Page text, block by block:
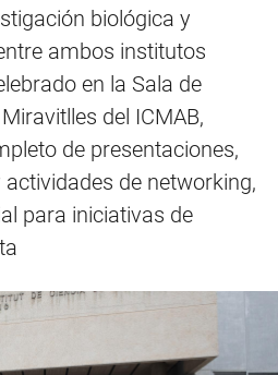
biológica y
ambos institutos
en la Sala de
del ICMAB,
de presentaciones,
de networking,
para iniciativas de